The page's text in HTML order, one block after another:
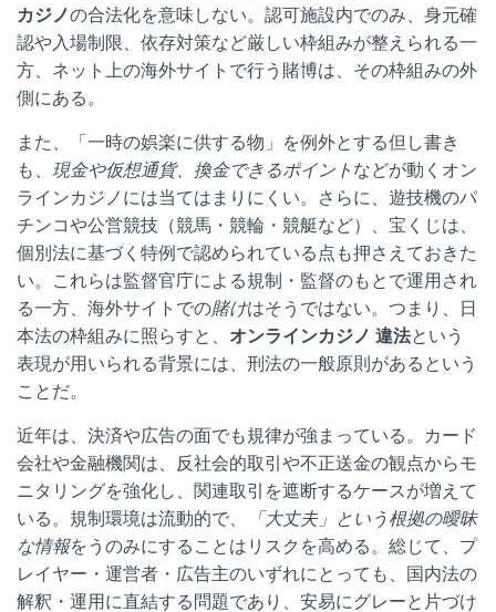
カジノの合法化を意味しない。認可施設内でのみ、身元確
認や入場制限、依存対策など厳しい枠組みが整えられる一
方、ネット上の海外サイトで行う賭博は、その枠組みの外
側にある。
また、「一時の娯楽に供する物」を例外とする但し書き
も、 現金や仮想通貨、換金できるポイント などが動くオン
ラインカジノには当てはまりにくい。さらに、遊技機のパ
チンコや公営競技（競馬・競輪・競艇など）、宝くじは、
個別法に基づく特例で認められている点も押さえておきた
い。これらは監督官庁による規制・監督のもとで運用され
る一方、海外サイトでの賭けはそうではない。つまり、日
本法の枠組みに照らすと、 オンラインカジノ 違法という
表現が用いられる背景には、刑法の一般原則があるという
ことだ。
近年は、決済や広告の面でも規律が強まっている。カード
会社や金融機関は、反社会的取引や不正送金の観点からモ
ニタリングを強化し、関連取引を遮断するケースが増えて
いる。規制環境は流動的で、
「大丈夫」という根拠の曖昧
な情報をうのみにすることはリスクを高める。総じて、プ
レイヤー・運営者・広告主のいずれにとっても、国内法の
解釈・運用に直結する問題であり、安易にグレーと片づけ